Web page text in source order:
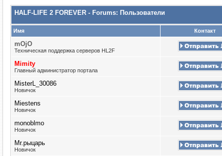
HALF-LIFE 2 FOREVER - Forums: Пользователи
Имя Контакт
mOjO
Техническая поддержка серверов HL2F
Mimity
Главный администратор портала
MisterL_30086
Новичок
Miestens
Новичок
monoblmo
Новичок
Mr.рыцарь
Новичок